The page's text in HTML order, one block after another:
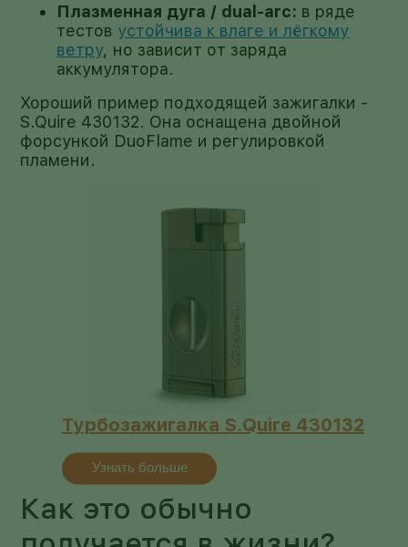
Плазменная дуга / dual-arc: в ряде
тестов устойчива к влаге и лёгкому
ветру, но зависит от заряда
аккумулятора.
Хороший пример подходящей зажигалки -
S.Quire 430132. Она оснащена двойной
форсункой DuoFlame и регулировкой
пламени.
Турбозажигалка S.Quire 430132
Узнать больше
Как это обычно